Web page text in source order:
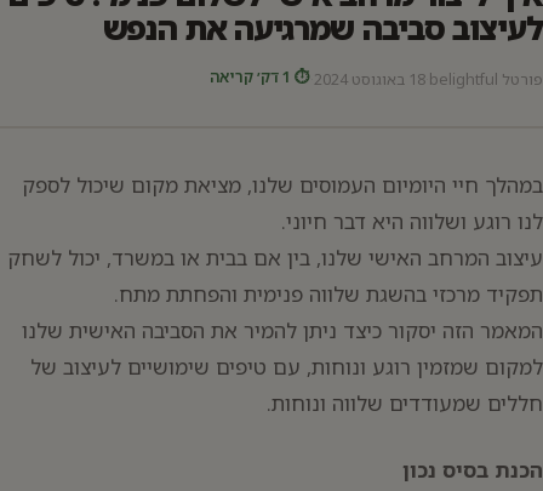
לעיצוב סביבה שמרגיעה את הנפש
פורטל belightful 18 באוגוסט 2024 ⏱ 1 דק׳ קריאה
במהלך חיי היומיום העמוסים שלנו, מציאת מקום שיכול לספק
לנו רוגע ושלווה היא דבר חיוני.
עיצוב המרחב האישי שלנו, בין אם בבית או במשרד, יכול לשחק
תפקיד מרכזי בהשגת שלווה פנימית והפחתת מתח.
המאמר הזה יסקור כיצד ניתן להמיר את הסביבה האישית שלנו
למקום שמזמין רוגע ונוחות, עם טיפים שימושיים לעיצוב של
חללים שמעודדים שלווה ונוחות.
הכנת בסיס נכון